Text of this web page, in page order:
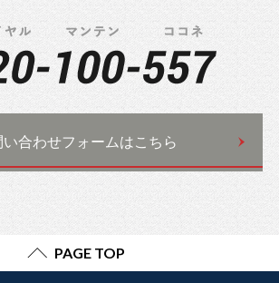
い合わせフォームはこちら
PAGE TOP